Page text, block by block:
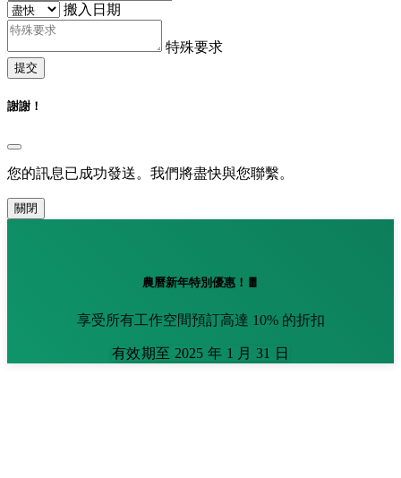
搬入日期
特殊要求
提交
謝謝！
您的訊息已成功發送。我們將盡快與您聯繫。
關閉
農曆新年特別優惠！🧧
享受所有工作空間預訂高達 10% 的折扣
有效期至 2025 年 1 月 31 日